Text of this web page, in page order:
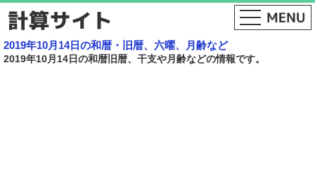
2019年10月14日の和暦・旧暦、六曜、月齢など
2019年10月14日の和暦旧暦、干支や月齢などの情報です。